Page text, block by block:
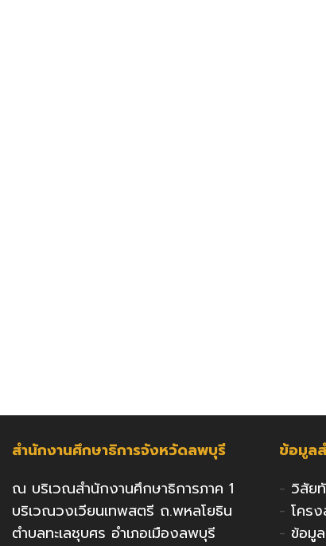
สำนักงานศึกษาธิการจังหวัดลพบุรี
ณ บริเวณสำนักงานศึกษาธิการภาค 1
บริเวณวงเวียนเทพสตรี ถ.พหลโยธิน
ตำบลทะเลชุบศร อำเภอเมืองลพบุรี
ข้อมูล
- วิสัย
- โคร
- ข้อมู